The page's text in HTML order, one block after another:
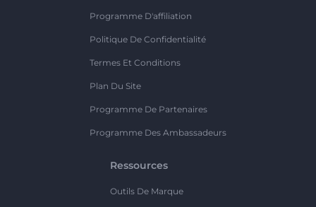
Programme D'affiliation
Politique De Confidentialité
Termes Et Conditions
Plan Du Site
Programme De Partenaires
Programme Des Ambassadeurs
Ressources
Outils De Marque